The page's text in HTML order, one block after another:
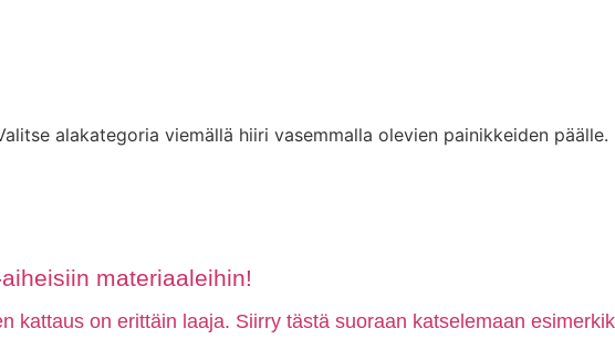
alakategoria viemällä hiiri vasemmalla olevien painikkeiden päälle.
materiaaleihin!
kattaus on erittäin laaja. Siirry tästä suoraan katselemaan